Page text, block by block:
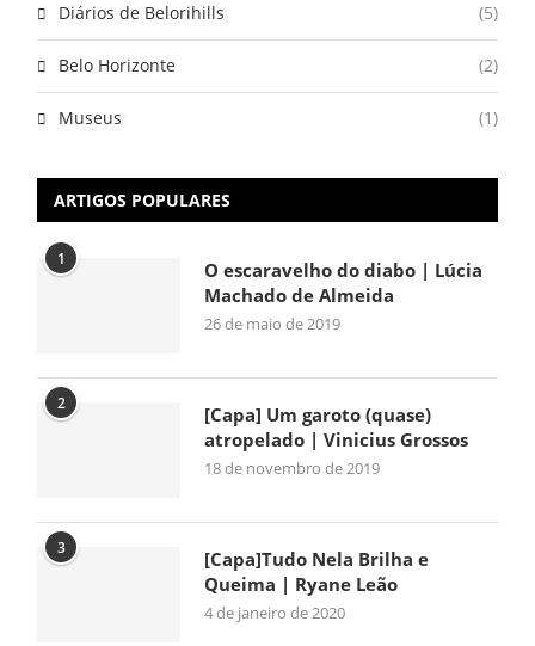
Diários de Belorihills (5)
Belo Horizonte (2)
Museus (1)
ARTIGOS POPULARES
1
O escaravelho do diabo | Lúcia
Machado de Almeida
26 de maio de 2019
2
[Capa] Um garoto (quase)
atropelado | Vinicius Grossos
18 de novembro de 2019
3
[Capa]Tudo Nela Brilha e
Queima | Ryane Leão
4 de janeiro de 2020